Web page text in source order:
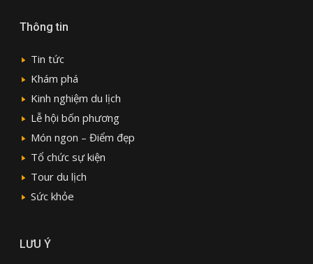
Thông tin
Tin tức
Khám phá
Kinh nghiệm du lịch
Lễ hội bốn phương
Món ngon – Điểm đẹp
Tổ chức sự kiện
Tour du lịch
Sức khỏe
LƯU Ý